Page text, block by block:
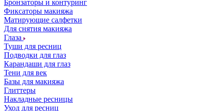
Бронзаторы и контуринг
Фиксаторы макияжа
Матирующие салфетки
Для снятия макияжа
Глаза
Туши для ресниц
Подводки для глаз
Карандаши для глаз
Тени для век
Базы для макияжа
Глиттеры
Накладные ресницы
Уход для ресниц